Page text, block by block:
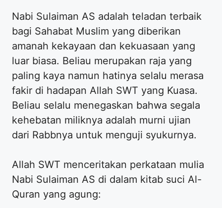
Nabi Sulaiman AS adalah teladan terbaik
bagi Sahabat Muslim yang diberikan
amanah kekayaan dan kekuasaan yang
luar biasa. Beliau merupakan raja yang
paling kaya namun hatinya selalu merasa
fakir di hadapan Allah SWT yang Kuasa.
Beliau selalu menegaskan bahwa segala
kehebatan miliknya adalah murni ujian
dari Rabbnya untuk menguji syukurnya.
Allah SWT menceritakan perkataan mulia
Nabi Sulaiman AS di dalam kitab suci Al-
Quran yang agung: